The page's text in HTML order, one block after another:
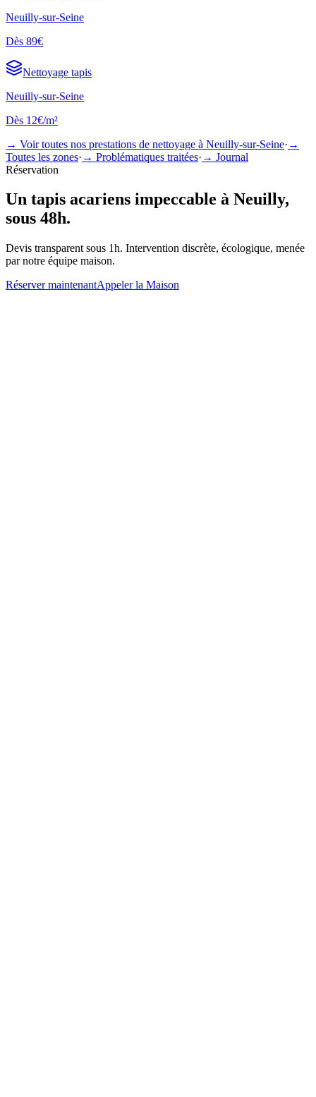
Neuilly-sur-Seine
Dès 89€
Nettoyage tapis
Neuilly-sur-Seine
Dès 12€/m²
→ Voir toutes nos prestations de nettoyage à Neuilly-sur-Seine· →
Toutes les zones· → Problématiques traitées· → Journal
Réservation
Un tapis acariens impeccable à Neuilly,
sous 48h.
Devis transparent sous 1h. Intervention discrète, écologique, menée
par notre équipe maison.
Réserver maintenantAppeler la Maison